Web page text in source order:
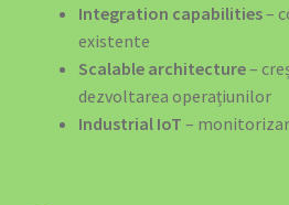
Integration capabilities–
existente
Scalable architecture–
dezvoltarea operațiunilor
Industrial IoT –